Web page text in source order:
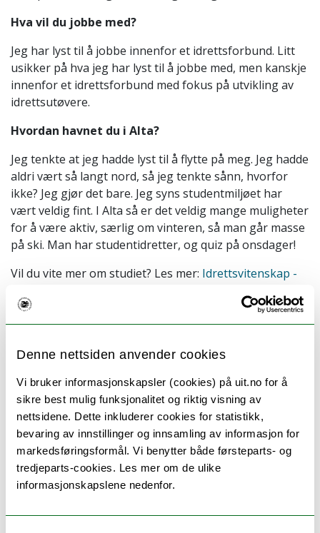
Denne nettsiden anvender cookies
Vi bruker informasjonskapsler (cookies) på uit.no for å
sikre best mulig funksjonalitet og riktig visning av
nettsidene. Dette inkluderer cookies for statistikk,
bevaring av innstillinger og innsamling av informasjon for
markedsføringsformål. Vi benytter både førsteparts- og
tredjeparts-cookies. Les mer om de ulike
informasjonskapslene nedenfor.
Hva vil du jobbe med?
Jeg har lyst til å jobbe innenfor et idrettsforbund. Litt
usikker på hva jeg har lyst til å jobbe med, men kanskje
innenfor et idrettsforbund med fokus på utvikling av
idrettsutøvere.
Hvordan havnet du i Alta?
Jeg tenkte at jeg hadde lyst til å flytte på meg. Jeg hadde
aldri vært så langt nord, så jeg tenkte sånn, hvorfor
ikke? Jeg gjør det bare. Jeg syns studentmiljøet har
vært veldig fint. I Alta så er det veldig mange muligheter
for å være aktiv, særlig om vinteren, så man går masse
på ski. Man har studentidretter, og quiz på onsdager!
Vil du vite mer om studiet? Les mer: Idrettsvitenskap -
Møt flere studenter